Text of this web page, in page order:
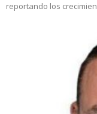
reportando los